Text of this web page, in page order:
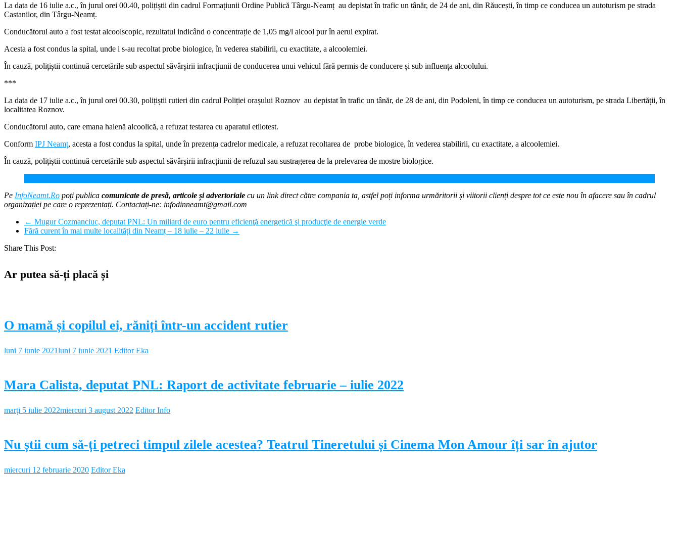
La data de 16 iulie a.c., în jurul orei 00.40, polițiștii din cadrul Formațiunii Ordine Publică Târgu-Neamț au depistat în trafic un tânăr, de 24 de ani, din Răucești, în timp ce conducea un autoturism pe strada
Castanilor, din Târgu-Neamț.
Conducătorul auto a fost testat alcoolscopic, rezultatul indicând o concentrație de 1,05 mg/l alcool pur în aerul expirat.
Acesta a fost condus la spital, unde i s-au recoltat probe biologice, în vederea stabilirii, cu exactitate, a alcoolemiei.
În cauză, polițiștii continuă cercetările sub aspectul săvârșirii infracțiunii de conducerea unui vehicul fără permis de conducere și sub influența alcoolului.
***
La data de 17 iulie a.c., în jurul orei 00.30, polițiștii rutieri din cadrul Poliției orașului Roznov au depistat în trafic un tânăr, de 28 de ani, din Podoleni, în timp ce conducea un autoturism, pe strada Libertății, în
localitatea Roznov.
Conducătorul auto, care emana halenă alcoolică, a refuzat testarea cu aparatul etilotest.
Conform IPJ Neamț, acesta a fost condus la spital, unde în prezența cadrelor medicale, a refuzat recoltarea de probe biologice, în vederea stabilirii, cu exactitate, a alcoolemiei.
În cauză, polițiștii continuă cercetările sub aspectul săvârșirii infracțiunii de refuzul sau sustragerea de la prelevarea de mostre biologice.
Pe InfoNeamt.Ro poți publica comunicate de presă, articole și advertoriale cu un link direct către compania ta, astfel poți informa urmăritorii și viitorii clienți despre tot ce este nou în afacere sau în cadrul
organizației pe care o reprezentați. Contactați-ne: infodinneamt@gmail.com
← Mugur Cozmanciuc, deputat PNL: Un miliard de euro pentru eficienţă energetică şi producţie de energie verde
Fără curent în mai multe localități din Neamț – 18 iulie – 22 iulie →
Share This Post:
Ar putea să-ți placă și
O mamă și copilul ei, răniți într-un accident rutier
luni 7 iunie 2021luni 7 iunie 2021 Editor Eka
Mara Calista, deputat PNL: Raport de activitate februarie – iulie 2022
marți 5 iulie 2022miercuri 3 august 2022 Editor Info
Nu știi cum să-ți petreci timpul zilele acestea? Teatrul Tineretului și Cinema Mon Amour îți sar în ajutor
miercuri 12 februarie 2020 Editor Eka